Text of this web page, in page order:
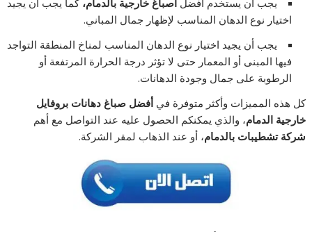
يجب أن يستخدم أفضلاصباغ خارجية بالدمام،كما يجب أن يجيد
اختيار نوع الدهان المناسب لإظهار جمال المباني.
يجب أن يجيد اختيار نوع الدهان المناسب لمناخ المنطقة التواجد
فيها المبنى أو المعمار حتى لا تؤثر درجة الحرارة المرتفعة أو
الرطوبة على جمال وجودة الدهانات.
كل هذه المميزات وأكثر متوفرة فيأفضل صباغ دهانات بروفايل
خارجية الدمام، والذي يمكنكم الحصول عليه عند التواصل مع أهم
شركة تشطيبات بالدمام، أو عند الذهاب لمقر الشركة.